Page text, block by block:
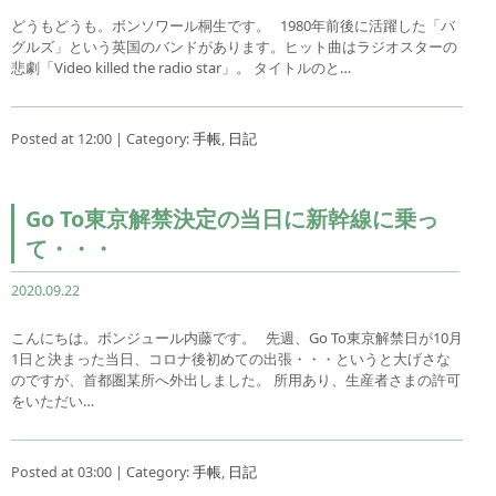
どうもどうも。ボンソワール桐生です。 1980年前後に活躍した「バ
グルズ」という英国のバンドがあります。ヒット曲はラジオスターの
悲劇「Video killed the radio star」。 タイトルのと…
Posted at 12:00 | Category:手帳, 日記
Go To東京解禁決定の当日に新幹線に乗っ
て・・・
2020.09.22
こんにちは。ボンジュール内藤です。 先週、Go To東京解禁日が10月
1日と決まった当日、コロナ後初めての出張・・・というと大げさな
のですが、首都圏某所へ外出しました。 所用あり、生産者さまの許可
をいただい…
Posted at 03:00 | Category:手帳, 日記